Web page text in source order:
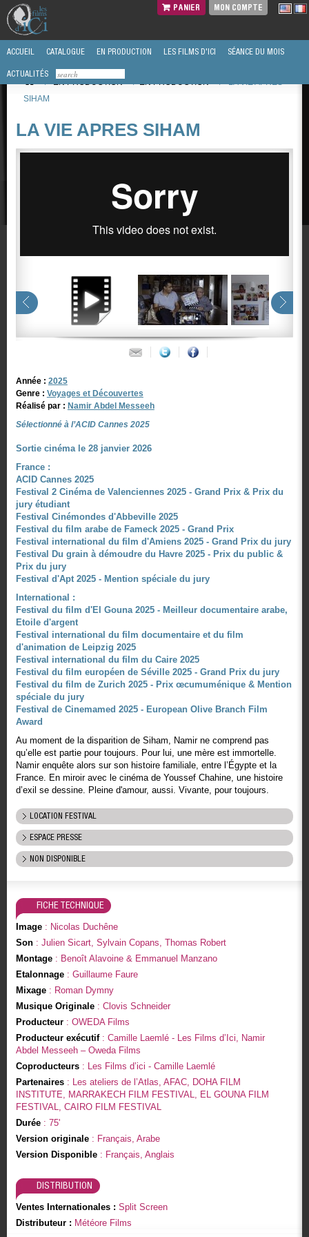
PANIER MON COMPTE
ACCUEIL CATALOGUE EN PRODUCTION LES FILMS D'ICI SÉANCE DU MOIS
ACTUALITÉS
/
EN PRODUCTION / EN PRODUCTION /
LA VIE APRES
SIHAM
LA VIE APRES SIHAM
Année : 2025
Genre : Voyages et Découvertes
Réalisé par : Namir Abdel Messeeh
Sélectionné à l’ACID Cannes 2025
Sortie cinéma le 28 janvier 2026
France :
ACID Cannes 2025
Festival 2 Cinéma de Valenciennes 2025 - Grand Prix & Prix du
jury étudiant
Festival Cinémondes d'Abbeville 2025
Festival du film arabe de Fameck 2025 - Grand Prix
Festival international du film d'Amiens 2025 - Grand Prix du jury
Festival Du grain à démoudre du Havre 2025 - Prix du public &
Prix du jury
Festival d'Apt 2025 - Mention spéciale du jury
International :
Festival du film d'El Gouna 2025 - Meilleur documentaire arabe,
Etoile d'argent
Festival international du film documentaire et du film
d'animation de Leipzig 2025
Festival international du film du Caire 2025
Festival du film européen de Séville 2025 - Grand Prix du jury
Festival du film de Zurich 2025 - Prix œcumuménique & Mention
spéciale du jury
Festival de Cinemamed 2025 - European Olive Branch Film
Award
Au moment de la disparition de Siham, Namir ne comprend pas
qu’elle est partie pour toujours. Pour lui, une mère est immortelle.
Namir enquête alors sur son histoire familiale, entre l’Égypte et la
France. En miroir avec le cinéma de Youssef Chahine, une histoire
d’exil se dessine. Pleine d'amour, aussi. Vivante, pour toujours.
LOCATION FESTIVAL
ESPACE PRESSE
NON DISPONIBLE
FICHE TECHNIQUE
Image: Nicolas Duchêne
Son: Julien Sicart, Sylvain Copans, Thomas Robert
Montage: Benoît Alavoine & Emmanuel Manzano
Etalonnage: Guillaume Faure
Mixage: Roman Dymny
Musique Originale: Clovis Schneider
Producteur: OWEDA Films
Producteur exécutif: Camille Laemlé - Les Films d’Ici, Namir
Abdel Messeeh – Oweda Films
Coproducteurs: Les Films d’ici - Camille Laemlé
Partenaires: Les ateliers de l’Atlas, AFAC, DOHA FILM
INSTITUTE, MARRAKECH FILM FESTIVAL, EL GOUNA FILM
FESTIVAL, CAIRO FILM FESTIVAL
Durée: 75'
Version originale: Français, Arabe
Version Disponible: Français, Anglais
DISTRIBUTION
Ventes Internationales : Split Screen
Distributeur : Météore Films